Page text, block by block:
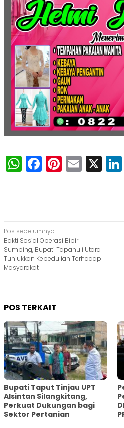
WhatsApp
Facebook
Email
X
Navigasi
pos
Pos sebelumnya
Bakti Sosial Operasi Bibir
Sumbing, Bupati Tapanuli Utara
Tunjukkan Kepedulian Terhadap
Masyarakat
POS TERKAIT
Bupati Taput Tinjau UPT
Alsintan Silangkitang,
Perkuat Dukungan bagi
Sektor Pertanian